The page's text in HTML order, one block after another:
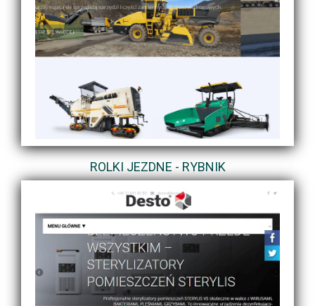
ROLKI JEZDNE - RYBNIK